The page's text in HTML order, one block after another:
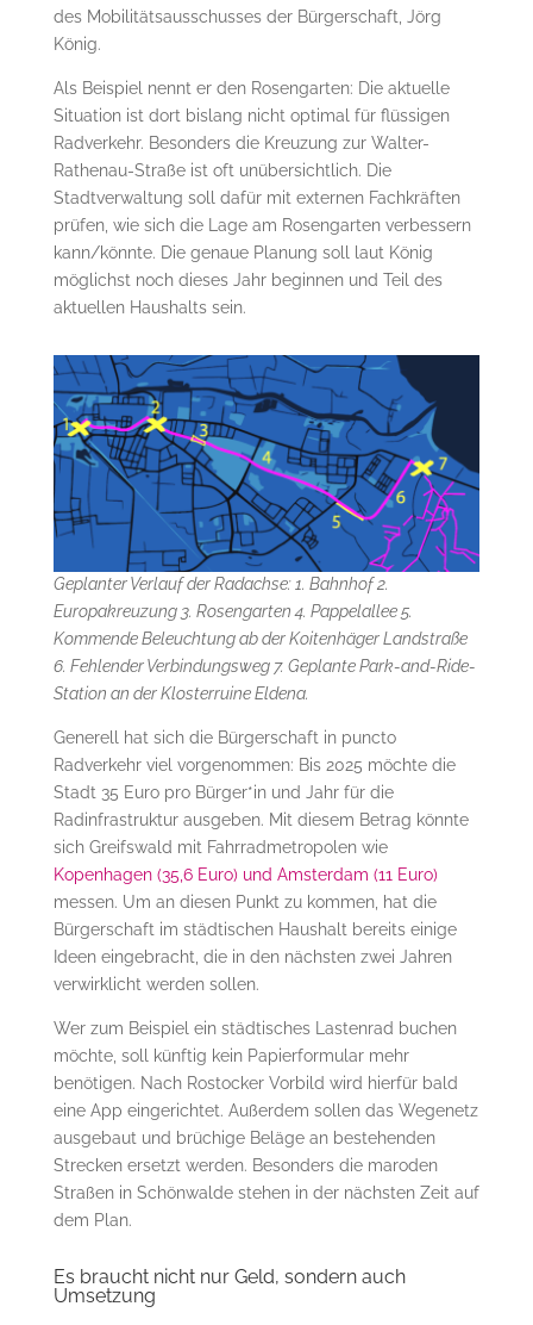
des Mobilitätsausschusses der Bürgerschaft, Jörg
König.
Als Beispiel nennt er den Rosengarten: Die aktuelle
Situation ist dort bislang nicht optimal für flüssigen
Radverkehr. Besonders die Kreuzung zur Walter-
Rathenau-Straße ist oft unübersichtlich. Die
Stadtverwaltung soll dafür mit externen Fachkräften
prüfen, wie sich die Lage am Rosengarten verbessern
kann/könnte. Die genaue Planung soll laut König
möglichst noch dieses Jahr beginnen und Teil des
aktuellen Haushalts sein.
Geplanter Verlauf der Radachse: 1. Bahnhof 2.
Europakreuzung 3. Rosengarten 4. Pappelallee 5.
Kommende Beleuchtung ab der Koitenhäger Landstraße
6. Fehlender Verbindungsweg 7. Geplante Park-and-Ride-
Station an der Klosterruine Eldena.
Generell hat sich die Bürgerschaft in puncto
Radverkehr viel vorgenommen: Bis 2025 möchte die
Stadt 35 Euro pro Bürger*in und Jahr für die
Radinfrastruktur ausgeben. Mit diesem Betrag könnte
sich Greifswald mit Fahrradmetropolen wie
Kopenhagen (35,6 Euro) und Amsterdam (11 Euro)
messen. Um an diesen Punkt zu kommen, hat die
Bürgerschaft im städtischen Haushalt bereits einige
Ideen eingebracht, die in den nächsten zwei Jahren
verwirklicht werden sollen.
Wer zum Beispiel ein städtisches Lastenrad buchen
möchte, soll künftig kein Papierformular mehr
benötigen. Nach Rostocker Vorbild wird hierfür bald
eine App eingerichtet. Außerdem sollen das Wegenetz
ausgebaut und brüchige Beläge an bestehenden
Strecken ersetzt werden. Besonders die maroden
Straßen in Schönwalde stehen in der nächsten Zeit auf
dem Plan.
Es braucht nicht nur Geld, sondern auch
Umsetzung